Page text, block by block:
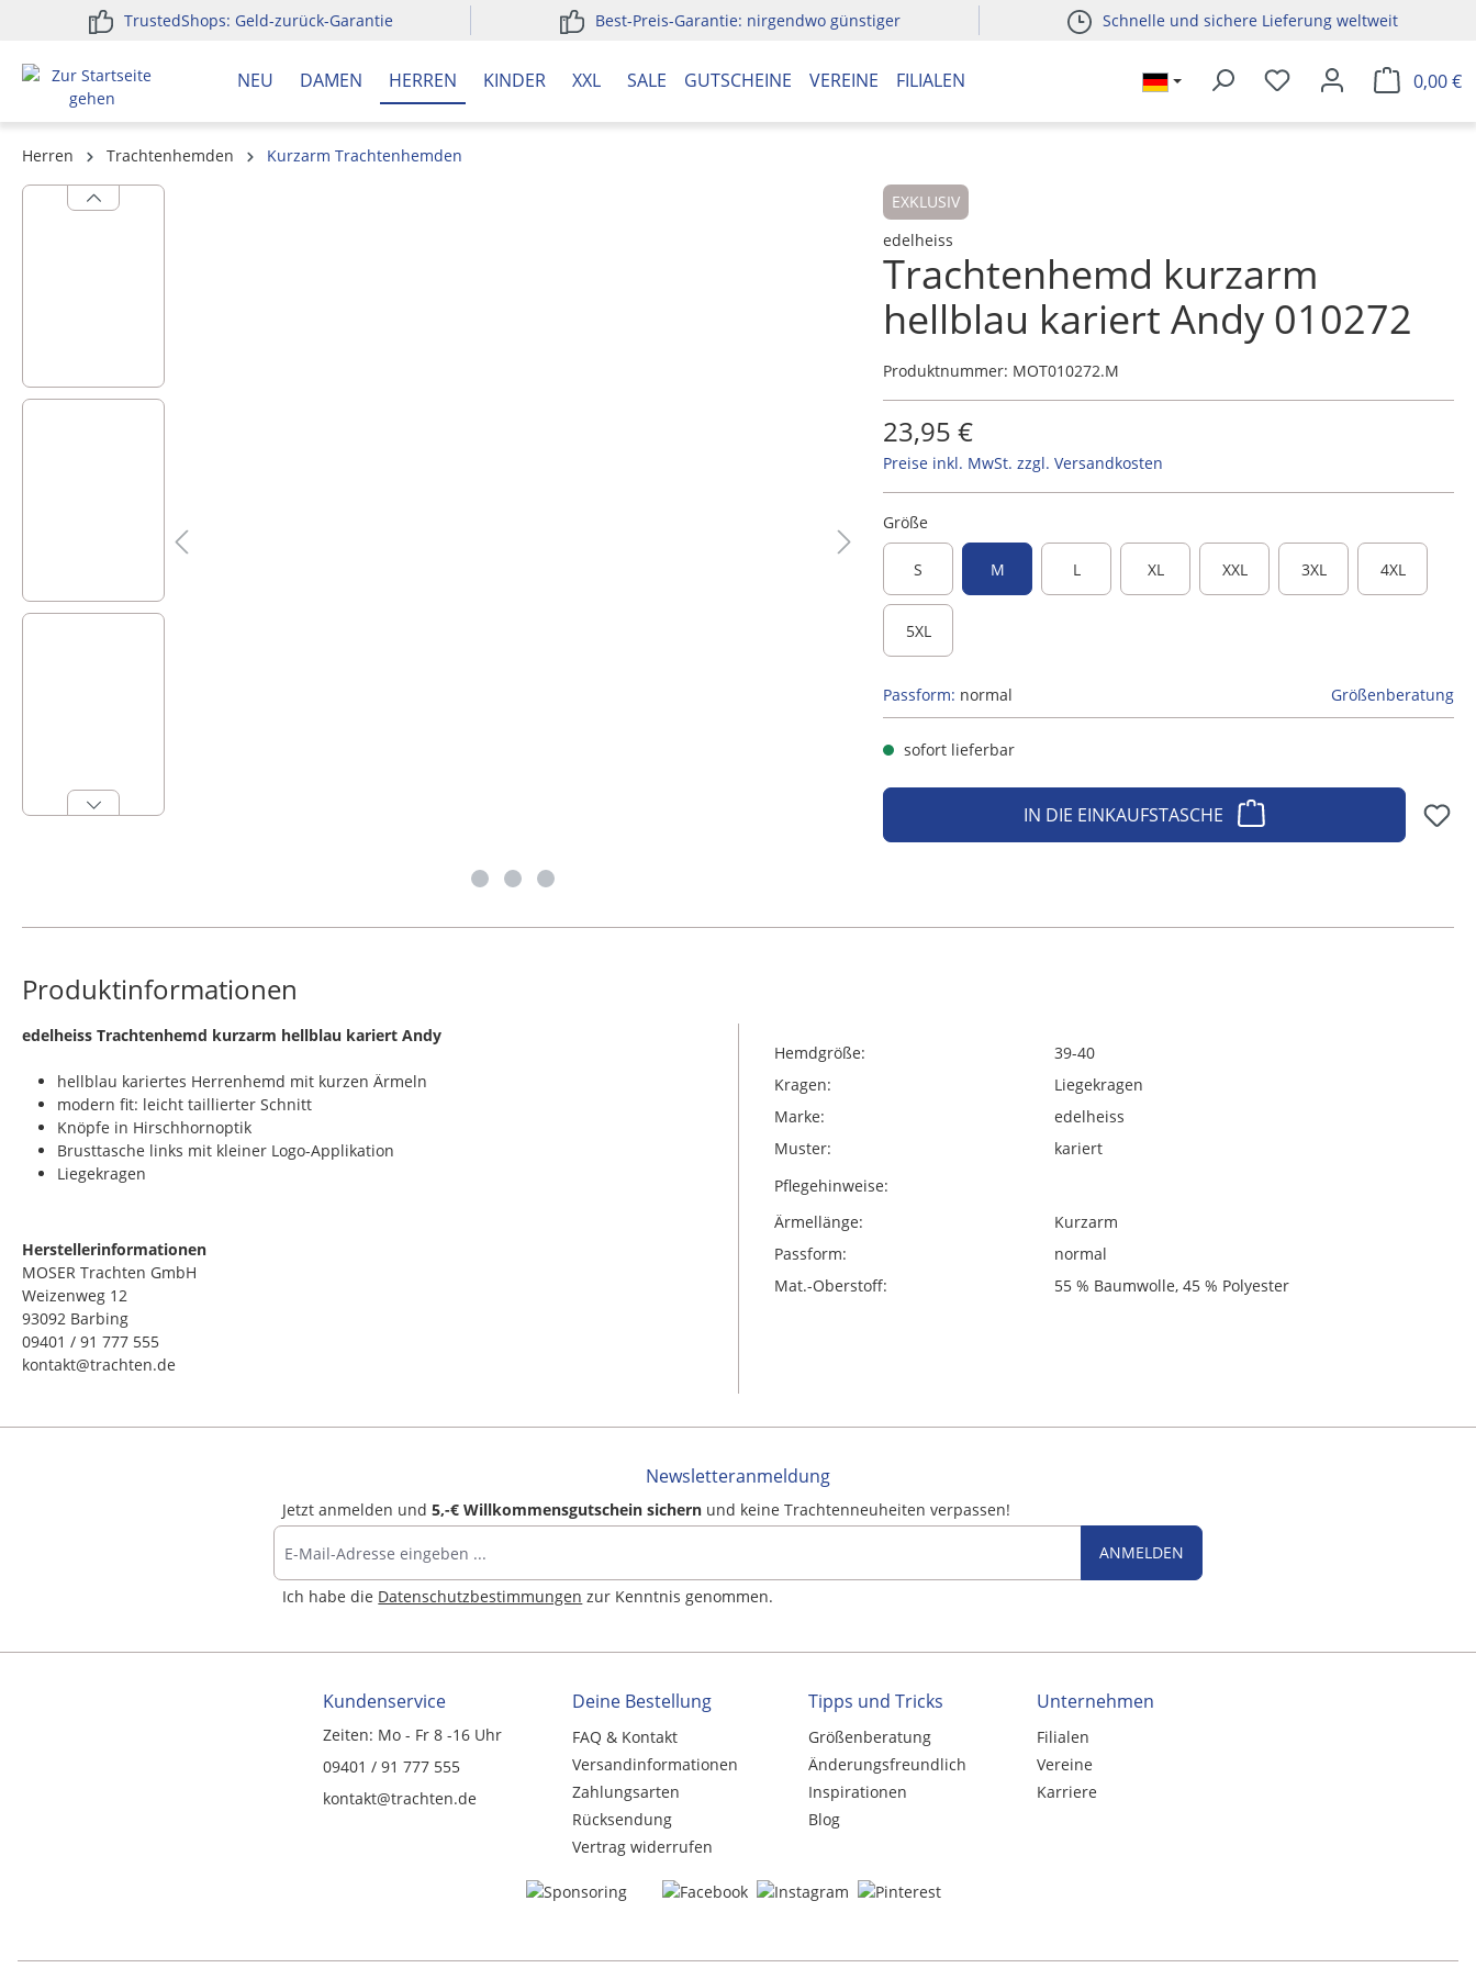
Zur Hauptnavigation springen
TrustedShops: Geld-zurück-Garantie Best-Preis-Garantie: nirgendwo günstiger Schnelle und sichere Lieferung weltweit
NEU DAMEN HERREN KINDER XXL SALE GUTSCHEINE VEREINE FILIALEN 0,00 €
Herren Trachtenhemden
Kurzarm Trachtenhemden
Bildergalerie überspringen
EXKLUSIV
edelheiss
Trachtenhemd kurzarm
hellblau kariert Andy 010272
Produktnummer: MOT010272.M
23,95 €
Preise inkl. MwSt. zzgl. Versandkosten
Größe
S M L XL XXL 3XL 4XL
5XL
Passform: normal Größenberatung
sofort lieferbar
IN DIE EINKAUFSTASCHE
Produktinformationen
​edelheiss Trachtenhemd kurzarm hellblau kariert Andy
hellblau kariertes Herrenhemd mit kurzen Ärmeln
modern fit: leicht taillierter Schnitt
Knöpfe in Hirschhornoptik
Brusttasche links mit kleiner Logo-Applikation
Liegekragen
Herstellerinformationen
MOSER Trachten GmbH
Weizenweg 12
93092 Barbing
09401 / 91 777 555
kontakt@trachten.de
Hemdgröße:
39-40
Kragen:
Liegekragen
Marke:
edelheiss
Muster:
kariert
Pflegehinweise:
Ärmellänge:
Kurzarm
Passform:
normal
Mat.-Oberstoff:
55 % Baumwolle, 45 % Polyester
Newsletteranmeldung
Jetzt anmelden und5,-€ Willkommensgutschein sichern und keine Trachtenneuheiten verpassen!
ANMELDEN
Ich habe die Datenschutzbestimmungen zur Kenntnis genommen.
Kundenservice
Zeiten: Mo - Fr 8 -16 Uhr
09401 / 91 777 555
kontakt@trachten.de
Deine Bestellung
FAQ & Kontakt
Versandinformationen
Zahlungsarten
Rücksendung
Vertrag widerrufen
Tipps und Tricks
Größenberatung
Änderungsfreundlich
Inspirationen
Blog
Unternehmen
Filialen
Vereine
Karriere